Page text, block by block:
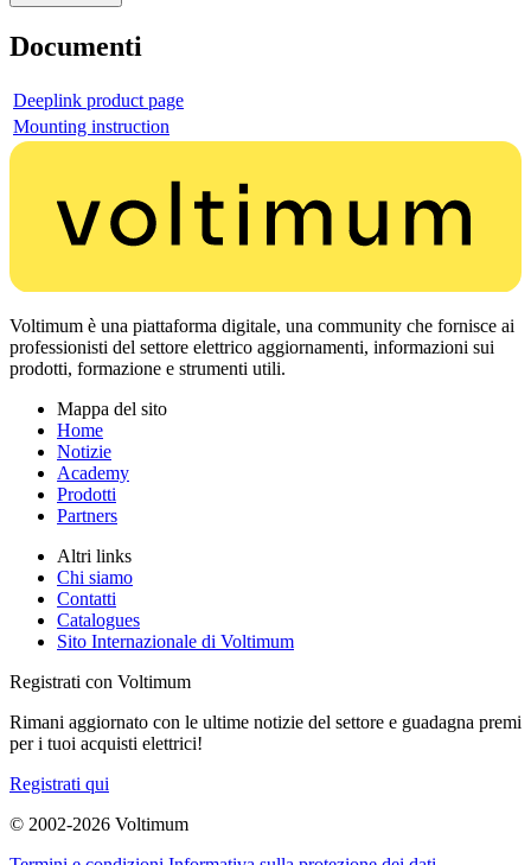
Documenti
Deeplink product page
Mounting instruction
Voltimum è una piattaforma digitale, una community che fornisce ai
professionisti del settore elettrico aggiornamenti, informazioni sui
prodotti, formazione e strumenti utili.
Mappa del sito
Home
Notizie
Academy
Prodotti
Partners
Altri links
Chi siamo
Contatti
Catalogues
Sito Internazionale di Voltimum
Registrati con Voltimum
Rimani aggiornato con le ultime notizie del settore e guadagna premi
per i tuoi acquisti elettrici!
Registrati qui
© 2002-2026 Voltimum